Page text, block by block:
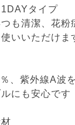
1DAYタイプ
も清潔、花粉
いいただけま
、紫外線A波
にも安心です